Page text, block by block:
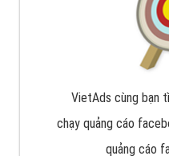
VietAds cùng bạn
chạy quảng cáo
quảng cáo